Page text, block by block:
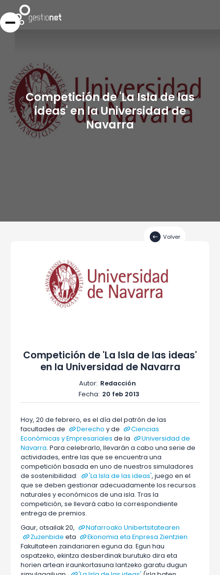
Competición de 'La Isla de las
ideas' en la Universidad de
Navarra
Volver
Competición de 'La Isla de las ideas'
en la Universidad de Navarra
Autor: Redacción
Fecha: 20 feb 2013
Hoy, 20 de febrero, es el día del patrón de las
facultades de
Derecho y de
Ciencias
Económicas y Empresariales de la
Universidad de
Navarra. Para celebrarlo, llevarán a cabo una serie de
actividades, entre las que se encuentra una
competición basada en uno de nuestros simuladores
de sostenibilidad:
'La Isla de las ideas', juego en el
que se deben gestionar adecuadamente los recursos
naturales y económicos de una isla. Tras la
competición, se llevará cabo la correspondiente
entrega de premios.
Gaur, otsailak 20,
Nafarroako Unibertsitatearen
Zuzenbide eta
Ekonomia eta Enpresa Zientzien
Fakultateen zaindariaren eguna da. Egun hau
ospatzeko, ekintza desberdinak burutuko dira eta
horien artean iraunkortasuna lantzeko garatu dugun